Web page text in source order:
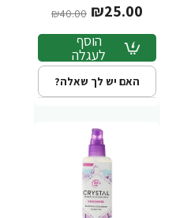
Crystal Body
Deodorant
₪25.00
₪40.00
הוסף
לעגלה
האם יש לך שאלה?